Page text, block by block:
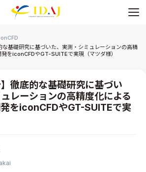
メ
な基礎研究に基づいた、実測・シミュレーションの高精
をiconCFDやGT-SUITEで実現（マツダ様）
】徹底的な基礎研究に基づい
レーションの高精度化による
をiconCFDやGT-SUITEで実